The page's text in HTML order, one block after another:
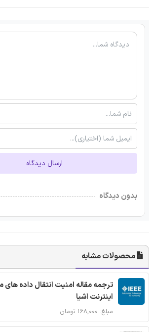
ارسال دیدگاه
بدون دیدگاه
محصولات مشابه
اینترنت اشیا
مبلغ: ۱۶۸,۰۰۰ تومان